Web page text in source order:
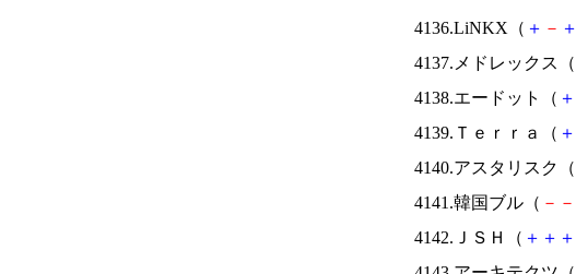
4136.LiNKX（ ＋ － ＋
4137.メドレックス（
4138.エードット（ ＋
4139.Ｔｅｒｒａ（ ＋
4140.アスタリスク（
4141.韓国ブル（ － －
4142.ＪＳＨ（ ＋ ＋ ＋